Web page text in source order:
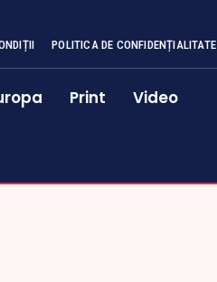
POLITICA DE CONFIDENȚIALITATE
Print Video